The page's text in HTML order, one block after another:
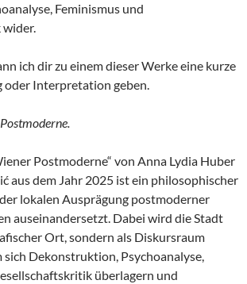
Feminismus und
ich dir zu einem dieser Werke eine kurze
oder Interpretation geben.
Postmoderne“ von Anna Lydia Huber
aus dem Jahr 2025 ist ein philosophischer
lokalen Ausprägung postmoderner
auseinandersetzt. Dabei wird die Stadt
Ort, sondern als Diskursraum
sich Dekonstruktion, Psychoanalyse,
überlagern und